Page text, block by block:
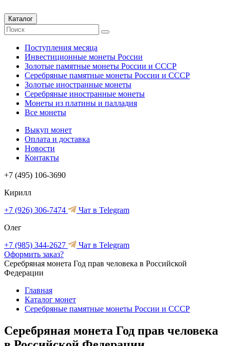
Каталог
Поступления месяца
Инвестиционные монеты России
Золотые памятные монеты России и СССР
Серебряные памятные монеты России и СССР
Золотые иностранные монеты
Серебряные иностранные монеты
Монеты из платины и палладия
Все монеты
Выкуп монет
Оплата и доставка
Новости
Контакты
+7 (495) 106-3690
Кирилл
+7 (926) 306-7474
Чат в Telegram
Олег
+7 (985) 344-2627
Чат в Telegram
Оформить заказ?
Серебряная монета Год прав человека в Российской
Федерации
Главная
Каталог монет
Серебряные памятные монеты России и СССР
Серебряная монета Год прав человека